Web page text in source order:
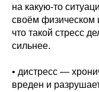
на какую-то
своём физическом
что такой стресс
сильнее.
• дистресс —
вреден и